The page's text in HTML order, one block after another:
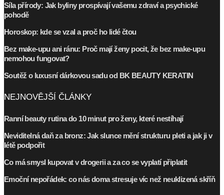
Síla přírody: Jak byliny prospívají vašemu zdraví a psychické
pohodě
Horoskop: kde se vzal a proč ho lidé čtou
Bez make-upu ani ránu: Proč mají ženy pocit, že bez make-upu
nemohou fungovat?
Soutěž o luxusní dárkovou sadu od BK BEAUTY KERATIN
NEJNOVĚJŠÍ ČLÁNKY
Ranní beauty rutina do 10 minut pro ženy, které nestíhají
Neviditelná daň za bronz: Jak slunce mění strukturu pleti a jak ji v
létě podpořit
Co má smysl kupovat v drogerii a za co se vyplatí připlatit
Emoční nepořádek: co nás doma stresuje víc než neuklizená skříň